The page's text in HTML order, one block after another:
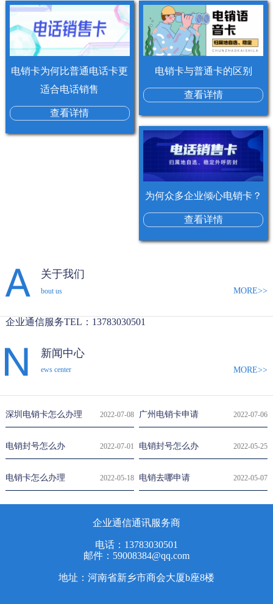
电销卡为何比普通电话卡更
适合电话销售
查看详情
​电销卡与普通卡的区别
查看详情
为何众多企业倾心电销卡？
查看详情
关于我们
bout us MORE>>
企业通信服务TEL：13783030501
新闻中心
ews center MORE>>
深圳电销卡怎么办理 2022-07-08 广州电销卡申请 2022-07-06
电销封号怎么办 2022-07-01 电销封号怎么办 2022-05-25
电销卡怎么办理 2022-05-18 电销去哪申请 2022-05-07
企业通信通讯服务商
电话：13783030501
邮件：59008384@qq.com
地址：河南省新乡市商会大厦b座8楼